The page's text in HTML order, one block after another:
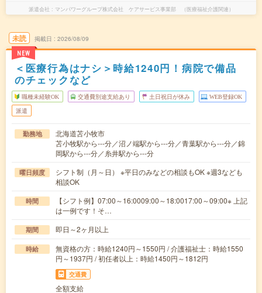
派遣会社 マンパワーグループ株式会社 ケアサービス事業部 （医療福祉介護関連）
未読
NEW
掲載日 2026/08/09
＜医療行為はナシ＞時給1240円！病院で備品
のチェックなど
職種未経験OK 交通費別途支給あり 土日祝日が休み WEB登録OK
派遣
勤務地
北海道苫小牧市
苫小牧駅から---分／沼ノ端駅から---分／青葉駅から---分／錦
岡駅から---分／糸井駅から---分
曜日頻度
シフト制（月～日） ※平日のみなどの相談もOK ※週3なども
相談OK
時間
【シフト例】07:00～16:0009:00～18:0017:00～09:00※ 上記
は一例です！そ…
期間 即日～2ヶ月以上
時給
無資格の方：時給1240円～1550円 / 介護福祉士：時給1550
円～1937円 / 初任者以上：時給1450円～1812円
交通費
全額支給